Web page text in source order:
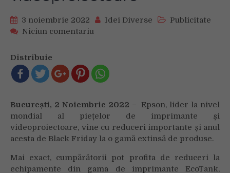
3 noiembrie 2022 Idei Diverse
Publicitate
Niciun comentariu
reduceri
de
Black
2022
la
gamele
de
și
videoproiectoare
Distribuie
București, 2 Noiembrie 2022 –
Epson, lider la nivel
mondial al piețelor de imprimante și
videoproiectoare, vine cu reduceri importante și anul
acesta de Black Friday la o gamă extinsă de produse.
Mai exact, cumpărătorii pot profita de reduceri la
echipamente din gama de imprimante EcoTank,